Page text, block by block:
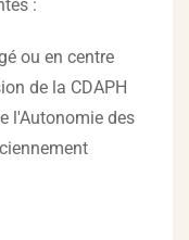
:
ou en centre
de la CDAPH
l'Autonomie des